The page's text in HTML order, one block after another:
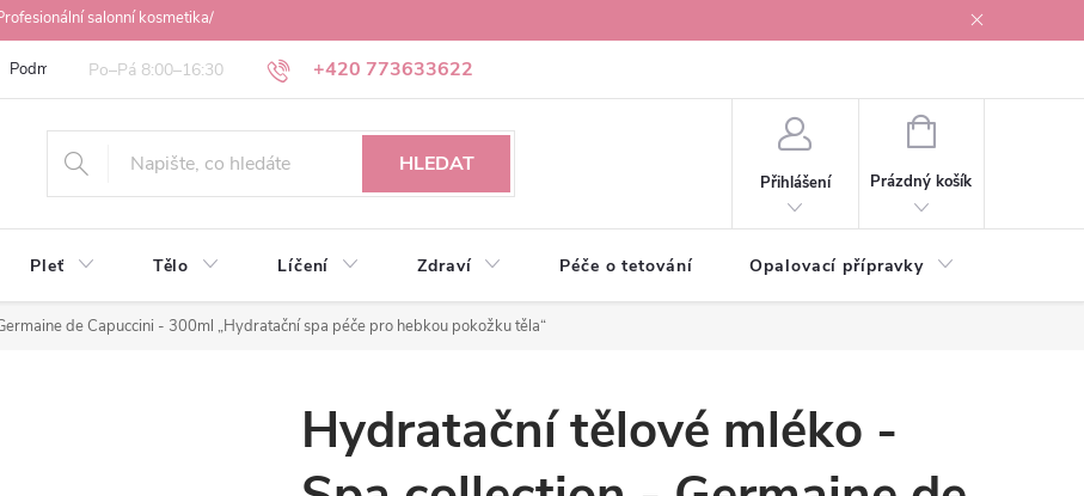
salonní kosmetika/
+420 773633622
Podmínky ochrany osobních údajů Obchodní podmínky Osobní odběr v Ostravě
HLEDAT
Přihlášení
NÁKUPNÍ
Prázdný košík
Pleť Tělo Líčení Zdraví Péče o tetování Opalovací přípravky
de Capuccini - 300ml „Hydratační spa péče pro hebkou pokožku těla“
Hydratační tělové mléko -